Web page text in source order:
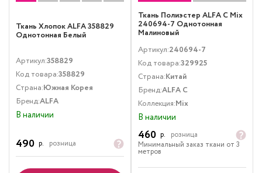
Ткань Хлопок ALFA 358829
Однотонная Белый
Артикул:358829
Код товара:358829
Страна:Южная Корея
Бренд:ALFA
В наличии
490 р. розница
Ткань Полиэстер ALFA C Mix
240694-7 Однотонная
Малиновый
Артикул:240694-7
Код товара:329925
Страна:Китай
Бренд:ALFA C
Коллекция:Mix
В наличии
460 р.
розница
Минимальный заказ ткани от 3
метров